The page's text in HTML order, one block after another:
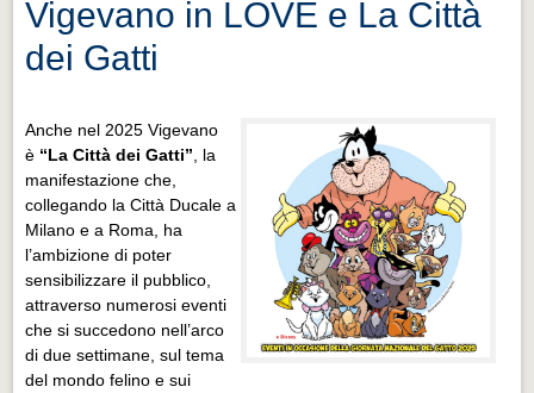
Vigevano in LOVE e La Città
dei Gatti
Anche nel 2025 Vigevano
è “La Città dei Gatti” , la
manifestazione che,
collegando la Città Ducale a
Milano e a Roma, ha
l’ambizione di poter
sensibilizzare il pubblico,
attraverso numerosi eventi
che si succedono nell’arco
di due settimane, sul tema
del mondo felino e sui